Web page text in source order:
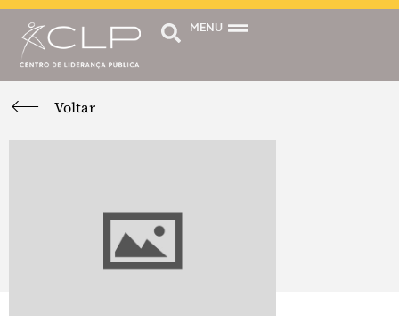
MENU
Voltar